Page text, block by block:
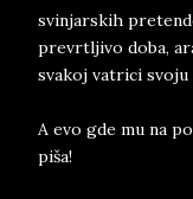
svinjarskih
prevrtljivo doba,
svakoj vatrici svoju
A evo gde mu na
piša!